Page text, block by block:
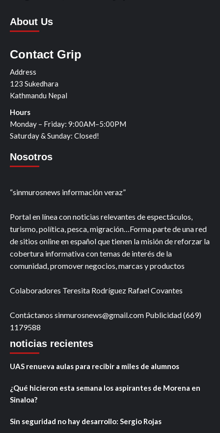
About Us
Contact Grip
Address
123 Sukedhara
Kathmandu Nepal
Hours
Monday – Friday: 9:00AM–5:00PM
Saturday & Sunday: Closed!
Nosotros
“sinmurosnews información veraz”
Portal en línea con noticias relevantes de espectáculos,
turismo, política, pesca, migración…Forma parte de una red
de sitios online en español que tienen la misión de reforzar la
cobertura informativa con temas de interés de la
comunidad, promover negocios, marcas y productos
Colaboradores Teresita Rodríguez Rafael Covantes
Contáctanos sinmurosnews@gmail.com Publicidad (669)
1179588
noticias recientes
UAS renueva aulas para recibir a miles de alumnos
¿Qué hicieron esta semana los aspirantes de Morena en
Sinaloa?
Sin seguridad no hay desarrollo: Sergio Rojas